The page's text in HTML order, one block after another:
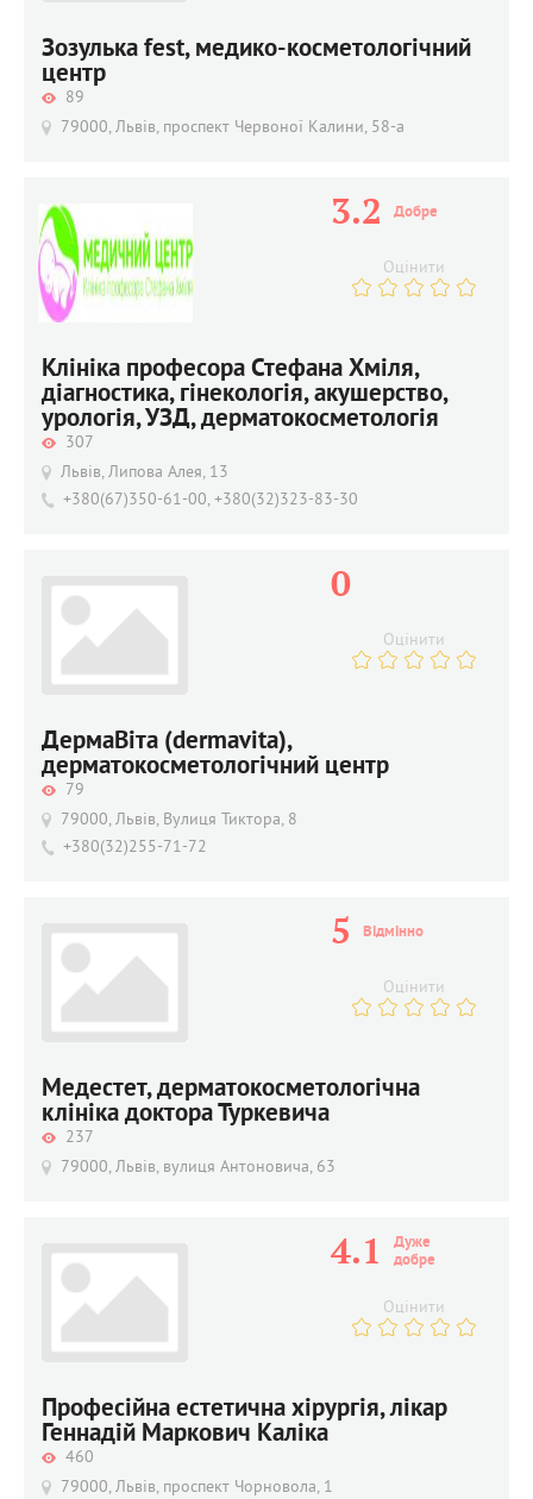
Зозулька fest, медико-косметологічний
центр
89
79000, Львів, проспект Червоної Калини, 58-а
Клініка професора Стефана Хміля,
діагностика, гінекологія, акушерство,
урологія, УЗД, дерматокосметологія
307
Львів, Липова Алея, 13
+380(67)350-61-00, +380(32)323-83-30
3.2 Добре
Оцінити
ДермаВіта (dermavita),
дерматокосметологічний центр
79
79000, Львів, Вулиця Тиктора, 8
+380(32)255-71-72
0
Оцінити
Медестет, дерматокосметологічна
клініка доктора Туркевича
237
79000, Львів, вулиця Антоновича, 63
5 Відмінно
Оцінити
Професійна естетична хірургія, лікар
Геннадій Маркович Каліка
460
79000, Львів, проспект Чорновола, 1
4.1
Дуже
добре
Оцінити